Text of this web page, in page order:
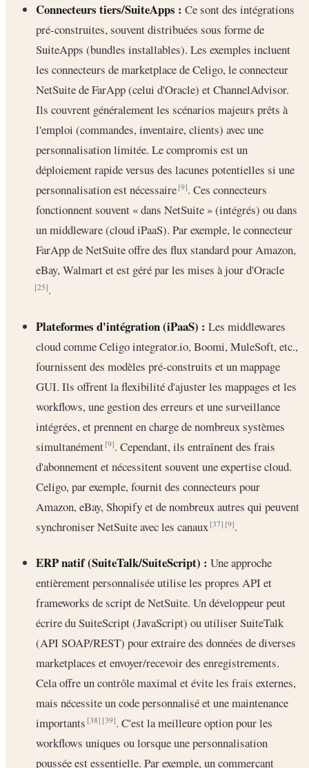
Connecteurs tiers/SuiteApps : Ce sont des intégrations
pré-construites, souvent distribuées sous forme de
SuiteApps (bundles installables). Les exemples incluent
les connecteurs de marketplace de Celigo, le connecteur
NetSuite de FarApp (celui d'Oracle) et ChannelAdvisor.
Ils couvrent généralement les scénarios majeurs prêts à
l'emploi (commandes, inventaire, clients) avec une
personnalisation limitée. Le compromis est un
déploiement rapide versus des lacunes potentielles si une
personnalisation est nécessaire[9]. Ces connecteurs
fonctionnent souvent « dans NetSuite » (intégrés) ou dans
un middleware (cloud iPaaS). Par exemple, le connecteur
FarApp de NetSuite offre des flux standard pour Amazon,
eBay, Walmart et est géré par les mises à jour d'Oracle
[25].
Plateformes d'intégration (iPaaS) : Les middlewares
cloud comme Celigo integrator.io, Boomi, MuleSoft, etc.,
fournissent des modèles pré-construits et un mappage
GUI. Ils offrent la flexibilité d'ajuster les mappages et les
workflows, une gestion des erreurs et une surveillance
intégrées, et prennent en charge de nombreux systèmes
simultanément[9]. Cependant, ils entraînent des frais
d'abonnement et nécessitent souvent une expertise cloud.
Celigo, par exemple, fournit des connecteurs pour
Amazon, eBay, Shopify et de nombreux autres qui peuvent
synchroniser NetSuite avec les canaux[37] [9].
ERP natif (SuiteTalk/SuiteScript) : Une approche
entièrement personnalisée utilise les propres API et
frameworks de script de NetSuite. Un développeur peut
écrire du SuiteScript (JavaScript) ou utiliser SuiteTalk
(API SOAP/REST) pour extraire des données de diverses
marketplaces et envoyer/recevoir des enregistrements.
Cela offre un contrôle maximal et évite les frais externes,
mais nécessite un code personnalisé et une maintenance
importants[38] [39]. C'est la meilleure option pour les
workflows uniques ou lorsque une personnalisation
poussée est essentielle. Par exemple, un commerçant